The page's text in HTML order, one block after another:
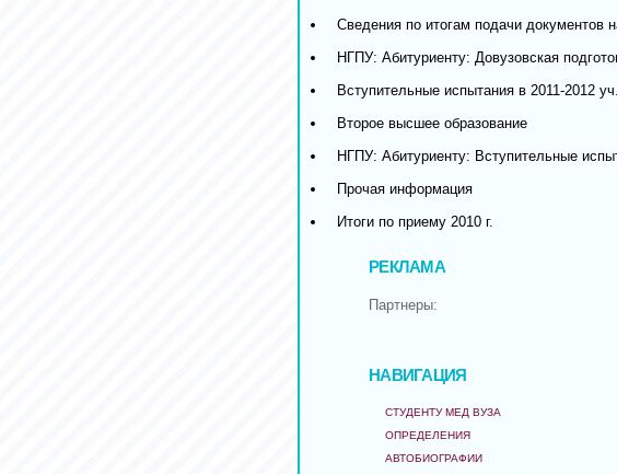
Сведения по итогам подачи документов
НГПУ: Абитуриенту: Довузовская
Вступительные испытания в 2011-2012
Второе высшее образование
НГПУ: Абитуриенту: Вступительные
Прочая информация
Итоги по приему 2010 г.
РЕКЛАМА
Партнеры:
НАВИГАЦИЯ
СТУДЕНТУ МЕД ВУЗА
ОПРЕДЕЛЕНИЯ
АВТОБИОГРАФИИ